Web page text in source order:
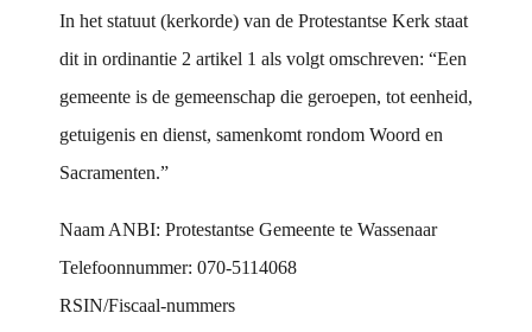
In het statuut (kerkorde) van de Protestantse Kerk staat
dit in ordinantie 2 artikel 1 als volgt omschreven: “Een
gemeente is de gemeenschap die geroepen, tot eenheid,
getuigenis en dienst, samenkomt rondom Woord en
Sacramenten.”
Naam ANBI: Protestantse Gemeente te Wassenaar
Telefoonnummer: 070-5114068
RSIN/Fiscaal-nummers